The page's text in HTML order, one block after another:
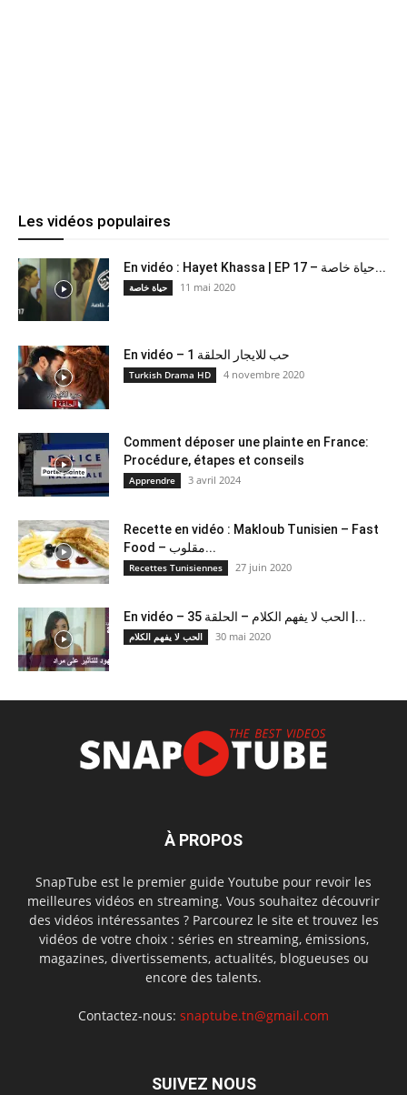
Les vidéos populaires
En vidéo : Hayet Khassa | EP 17 – حياة خاصة...
حياة خاصة 11 mai 2020
En vidéo – حب للايجار الحلقة 1
Turkish Drama HD 4 novembre 2020
Comment déposer une plainte en France:
Procédure, étapes et conseils
Apprendre 3 avril 2024
Recette en vidéo : Makloub Tunisien – Fast
Food – مقلوب...
Recettes Tunisiennes 27 juin 2020
En vidéo – الحب لا يفهم الكلام – الحلقة 35 |...
الحب لا يفهم الكلام 30 mai 2020
À PROPOS
SnapTube est le premier guide Youtube pour revoir les
meilleures vidéos en streaming. Vous souhaitez découvrir
des vidéos intéressantes ? Parcourez le site et trouvez les
vidéos de votre choix : séries en streaming, émissions,
magazines, divertissements, actualités, blogueuses ou
encore des talents.
Contactez-nous: snaptube.tn@gmail.com
SUIVEZ NOUS